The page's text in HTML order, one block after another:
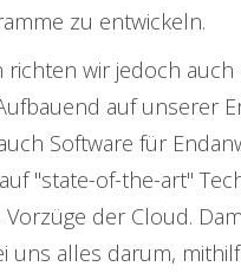
zu entwickeln.
richten wir jedoch
auf unserer
Software für
"state-of-the-art"
der Cloud.
uns alles darum,